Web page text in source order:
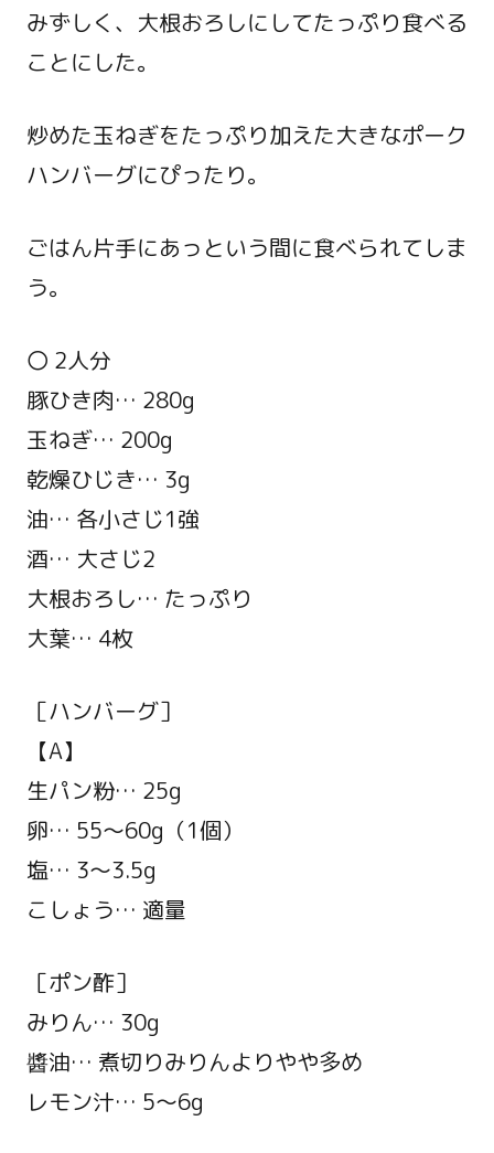
みずしく、大根おろしにしてたっぷり食べる
ことにした。
炒めた玉ねぎをたっぷり加えた大きなポーク
ハンバーグにぴったり。
ごはん片手にあっという間に食べられてしま
う。
〇 2人分
豚ひき肉… 280g
玉ねぎ… 200g
乾燥ひじき… 3g
油… 各小さじ1強
酒… 大さじ2
大根おろし… たっぷり
大葉… 4枚
［ハンバーグ］
【A】
生パン粉… 25g
卵… 55～60g（1個）
塩… 3～3.5g
こしょう… 適量
［ポン酢］
みりん… 30g
醬油… 煮切りみりんよりやや多め
レモン汁… 5～6g